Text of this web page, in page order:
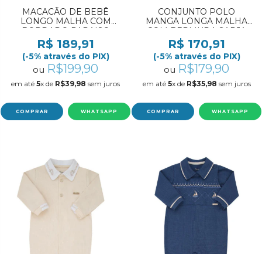
MACACÃO DE BEBÊ
LONGO MALHA COM
BORDADO PARAISO
REF:19936 RN/M
R$ 189,91
(-5% através do PIX)
ou R$199,90
em até 5x de R$39,98 sem juros
COMPRAR WHATSAPP
CONJUNTO POLO
MANGA LONGA MALHA
COM BERMUDA SARJA
PARAISO REF:19970 P/GG
R$ 170,91
(-5% através do PIX)
ou R$179,90
em até 5x de R$35,98 sem juros
COMPRAR WHATSAPP